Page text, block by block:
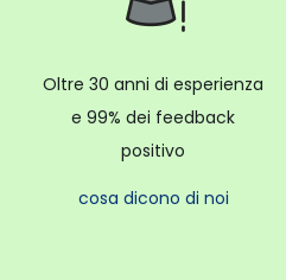
Oltre 30 anni di esperienza
e 99% dei feedback
positivo
cosa dicono di noi